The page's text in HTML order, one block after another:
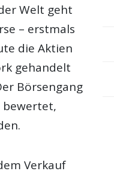
Welt geht
– erstmals
die Aktien
gehandelt
Börsengang
bewertet,
Verkauf